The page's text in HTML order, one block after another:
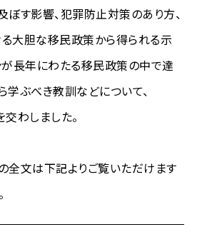
ぼす影響、犯罪防止対策のあり方、
大胆な移民政策から得られる示
が長年にわたる移民政策の中で達
学ぶべき教訓などについて、
わしました。
全文は下記よりご覧いただけます